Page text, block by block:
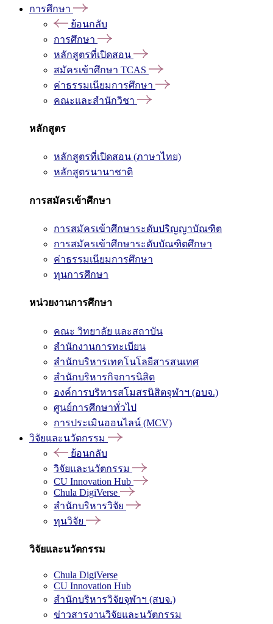
การศึกษา
ย้อนกลับ
การศึกษา
หลักสูตรที่เปิดสอน
สมัครเข้าศึกษา TCAS
ค่าธรรมเนียมการศึกษา
คณะและสำนักวิชา
หลักสูตร
หลักสูตรที่เปิดสอน (ภาษาไทย)
หลักสูตรนานาชาติ
การสมัครเข้าศึกษา
การสมัครเข้าศึกษาระดับปริญญาบัณฑิต
การสมัครเข้าศึกษาระดับบัณฑิตศึกษา
ค่าธรรมเนียมการศึกษา
ทุนการศึกษา
หน่วยงานการศึกษา
คณะ วิทยาลัย และสถาบัน
สำนักงานการทะเบียน
สำนักบริหารเทคโนโลยีสารสนเทศ
สำนักบริหารกิจการนิสิต
องค์การบริหารสโมสรนิสิตจุฬาฯ (อบจ.)
ศูนย์การศึกษาทั่วไป
การประเมินออนไลน์ (MCV)
วิจัยและนวัตกรรม
ย้อนกลับ
วิจัยและนวัตกรรม
CU Innovation Hub
Chula DigiVerse
สำนักบริหารวิจัย
ทุนวิจัย
วิจัยและนวัตกรรม
Chula DigiVerse
CU Innovation Hub
สำนักบริหารวิจัยจุฬาฯ (สบจ.)
ข่าวสารงานวิจัยและนวัตกรรม